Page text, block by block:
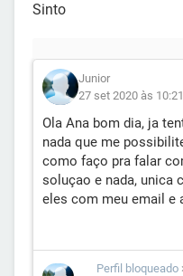
Sinto
Junior
27 set 2020 às 10:21
Ola Ana bom dia, ja
nada que me
como faço pra falar
soluçao e nada, unica
eles com meu email e
Perfil bloqueado